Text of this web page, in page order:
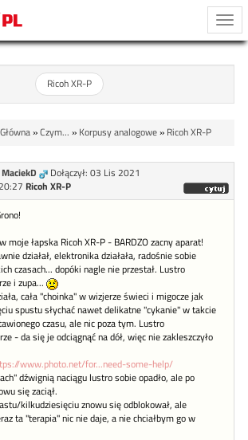
Ricoh XR-P
»Czym... » Korpusy analogowe» Ricoh XR-P
MaciekD
Dołączył: 03 Lis 2021
Ricoh XR-P
moje łapska Ricoh XR-P - BARDZO zacny aparat!
działał, elektronika działała, radośnie sobie
czasach... dopóki nagle nie przestał. Lustro
i zupa...
cała "choinka" w wizjerze świeci i migocze jak
spustu słychać nawet delikatne "cykanie" w takcie
czasu, ale nic poza tym. Lustro
- da się je odciągnąć na dół, więc nie zakleszczyło
www.photo.net/for...need-some-help/
dźwignią naciągu lustro sobie opadło, ale po
się zaciął.
kilkudziesięciu znowu się odblokował, ale
ta "terapia" nic nie daje, a nie chciałbym go w